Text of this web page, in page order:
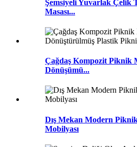
Şemsiyeli Yuvarlak Çelik
Masası...
Çağdaş Kompozit Piknik
Dönüşümü...
Dış Mekan Modern
Mobilyası